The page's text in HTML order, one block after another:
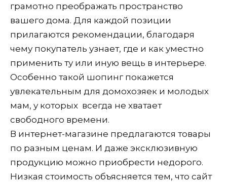
грамотно преображать пространство
вашего дома. Для каждой позиции
прилагаются рекомендации, благодаря
чему покупатель узнает, где и как уместно
применить ту или иную вещь в интерьере.
Особенно такой шопинг покажется
увлекательным для домохозяек и молодых
мам, у которых всегда не хватает
свободного времени.
В интернет-магазине предлагаются товары
по разным ценам. И даже эксклюзивную
продукцию можно приобрести недорого.
Низкая стоимость объясняется тем, что сайт